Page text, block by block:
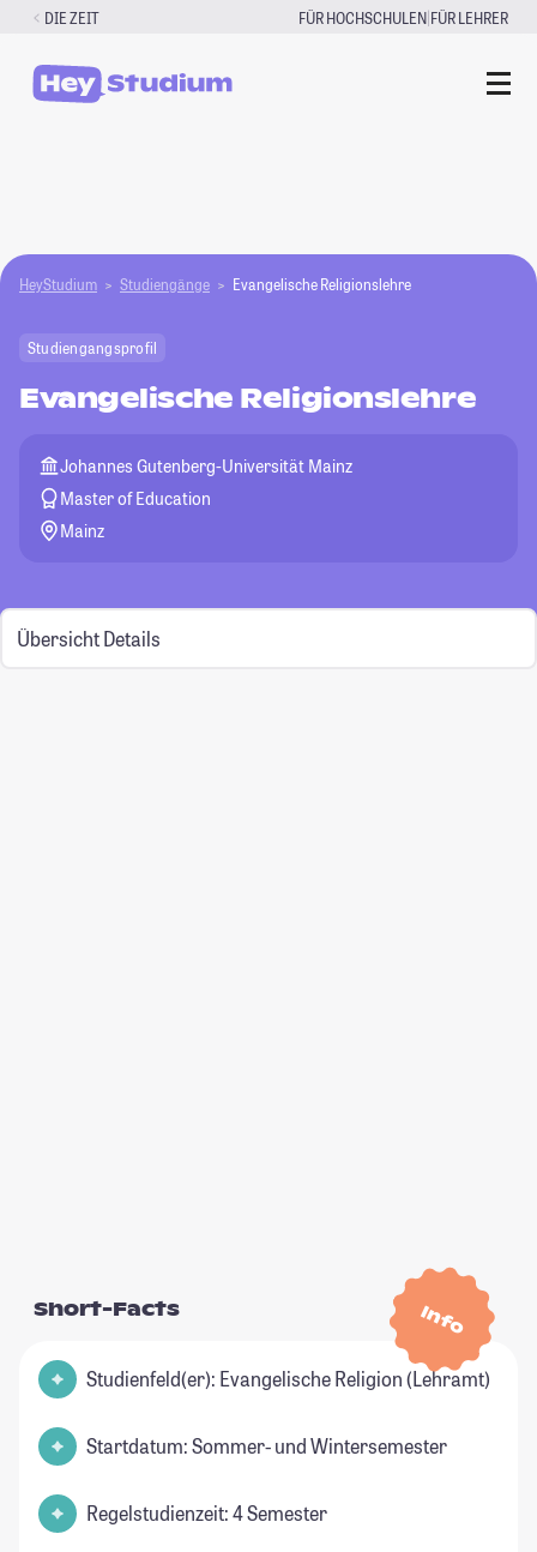
Zum
springen
DIE ZEIT FÜR HOCHSCHULEN|FÜR LEHRER
HeyStudium Studiengänge Evangelische Religionslehre
Studiengangsprofil
Evangelische Religionslehre
Johannes Gutenberg-Universität Mainz
Master of Education
Mainz
Übersicht Details
Info
Short-Facts
Studienfeld(er): Evangelische Religion (Lehramt)
Startdatum: Sommer- und Wintersemester
Regelstudienzeit: 4 Semester